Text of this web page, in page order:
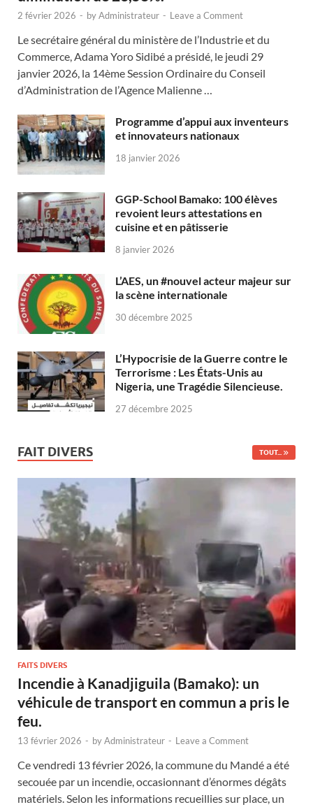
2 février 2026 - byAdministrateur - Leave a Comment
Le secrétaire général du ministère de l’Industrie et du
Commerce, Adama Yoro Sidibé a présidé, le jeudi 29
janvier 2026, la 14ème Session Ordinaire du Conseil
d’Administration de l’Agence Malienne …
Programme d’appui aux inventeurs
et innovateurs nationaux
18 janvier 2026
GGP-School Bamako: 100 élèves
revoient leurs attestations en
cuisine et en pâtisserie
8 janvier 2026
L’AES, un #nouvel acteur majeur sur
la scène internationale
30 décembre 2025
L’Hypocrisie de la Guerre contre le
Terrorisme : Les États-Unis au
Nigeria, une Tragédie Silencieuse.
27 décembre 2025
FAIT DIVERS TOUT...
FAITS DIVERS
Incendie à Kanadjiguila (Bamako): un
véhicule de transport en commun a pris le
feu.
13 février 2026 - byAdministrateur - Leave a Comment
Ce vendredi 13 février 2026, la commune du Mandé a été
secouée par un incendie, occasionnant d’énormes dégâts
matériels. Selon les informations recueillies sur place, un